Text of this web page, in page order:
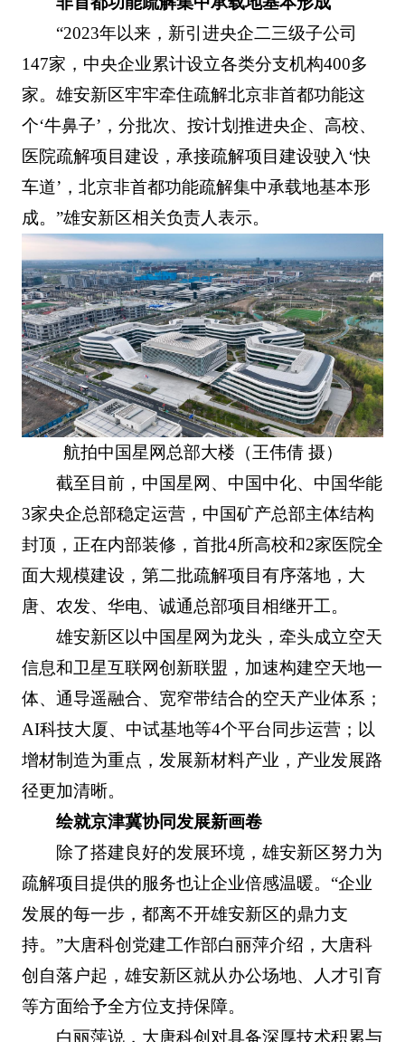
“2023年以来，新引进央企二三级子公司
147家，中央企业累计设立各类分支机构400多
家。雄安新区牢牢牵住疏解北京非首都功能这
个‘牛鼻子’，分批次、按计划推进央企、高校、
医院疏解项目建设，承接疏解项目建设驶入‘快
车道’，北京非首都功能疏解集中承载地基本形
成。”雄安新区相关负责人表示。
航拍中国星网总部大楼（王伟倩 摄）
截至目前，中国星网、中国中化、中国华能
3家央企总部稳定运营，中国矿产总部主体结构
封顶，正在内部装修，首批4所高校和2家医院全
面大规模建设，第二批疏解项目有序落地，大
唐、农发、华电、诚通总部项目相继开工。
雄安新区以中国星网为龙头，牵头成立空天
信息和卫星互联网创新联盟，加速构建空天地一
体、通导遥融合、宽窄带结合的空天产业体系；
AI科技大厦、中试基地等4个平台同步运营；以
增材制造为重点，发展新材料产业，产业发展路
径更加清晰。
绘就京津冀协同发展新画卷
除了搭建良好的发展环境，雄安新区努力为
疏解项目提供的服务也让企业倍感温暖。“企业
发展的每一步，都离不开雄安新区的鼎力支
持。”大唐科创党建工作部白丽萍介绍，大唐科
创自落户起，雄安新区就从办公场地、人才引育
等方面给予全方位支持保障。
白丽萍说，大唐科创对具备深厚技术积累与